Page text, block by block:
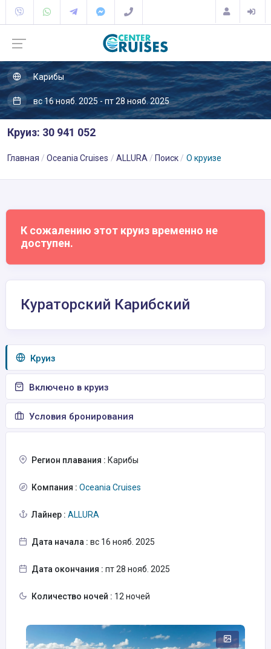
Карибы
вс 16 нояб. 2025 - пт 28 нояб. 2025
Круиз: 30 941 052
Главная Oceania Cruises ALLURA Поиск О круизе
К сожалению этот круиз временно не
доступен.
Кураторский Карибский
Круиз
Включено в круиз
Условия бронирования
Регион плавания : Карибы
Компания : Oceania Cruises
Лайнер : ALLURA
Дата начала : вс 16 нояб. 2025
Дата окончания : пт 28 нояб. 2025
Количество ночей : 12 ночей